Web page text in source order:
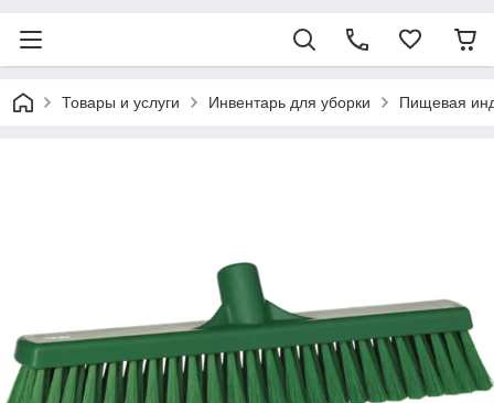
Товары и услуги Инвентарь для уборки Пищевая